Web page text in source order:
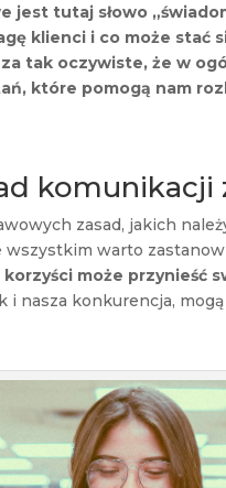
jest tutaj słowo
klienci i co może stać
tak oczywiste, że w
które pomogą nam
komunikacji
zasad, jakich
wszystkim warto
korzyści może przynieść
i nasza konkurencja, mogą